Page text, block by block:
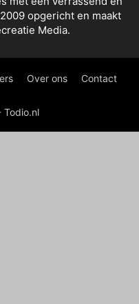
opgericht en maakt
Media.
Over ons Contact